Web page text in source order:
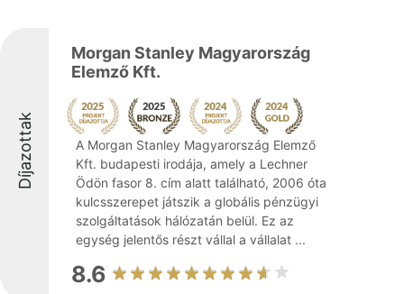
Díjazottak
Morgan Stanley Magyarország
Elemző Kft.
A Morgan Stanley Magyarország Elemző
Kft. budapesti irodája, amely a Lechner
Ödön fasor 8. cím alatt található, 2006 óta
kulcsszerepet játszik a globális pénzügyi
szolgáltatások hálózatán belül. Ez az
egység jelentős részt vállal a vállalat ...
8.6